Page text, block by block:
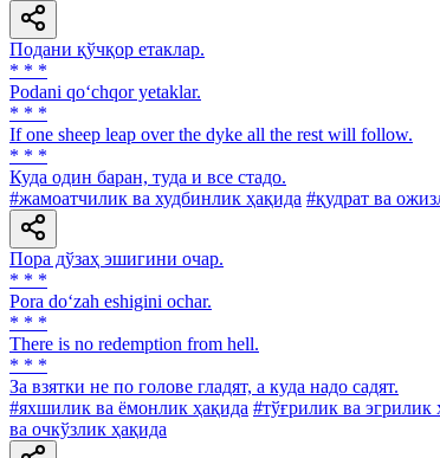
Подани қўчқор етаклар.
* * *
Podani qo‘chqor yetaklar.
* * *
If one sheep leap over the dyke all the rest will follow.
* * *
Куда один баран, туда и все стадо.
#жамоатчилик ва худбинлик ҳақида #қудрат ва
Пора дўзаҳ эшигини очар.
* * *
Pora do‘zah eshigini ochar.
* * *
There is no redemption from hell.
* * *
За взятки не по голове гладят, а куда надо садят.
#яхшилик ва ёмонлик ҳақида #тўғрилик ва эгрилик
ва очкўзлик ҳақида